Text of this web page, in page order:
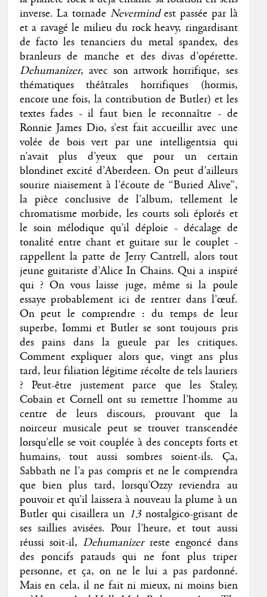
inverse. La tornade Nevermindest passée par là
et a ravagé le milieu du rock heavy, ringardisant
de facto les tenanciers du metal spandex, des
branleurs de manche et des divas d’opérette.
Dehumanizer, avec son artwork horrifique, ses
thématiques théâtrales horrifiques (hormis,
encore une fois, la contribution de Butler) et les
textes fades - il faut bien le reconnaître - de
Ronnie James Dio, s’est fait accueillir avec une
volée de bois vert par une intelligentsia qui
n’avait plus d’yeux que pour un certain
blondinet excité d’Aberdeen. On peut d’ailleurs
sourire niaisement à l’écoute de “Buried Alive”,
la pièce conclusive de l’album, tellement le
chromatisme morbide, les courts soli éplorés et
le soin mélodique qu’il déploie - décalage de
tonalité entre chant et guitare sur le couplet -
rappellent la patte de Jerry Cantrell, alors tout
jeune guitariste d’Alice In Chains. Qui a inspiré
qui ? On vous laisse juge, même si la poule
essaye probablement ici de rentrer dans l’œuf.
On peut le comprendre : du temps de leur
superbe, Iommi et Butler se sont toujours pris
des pains dans la gueule par les critiques.
Comment expliquer alors que, vingt ans plus
tard, leur filiation légitime récolte de tels lauriers
? Peut-être justement parce que les Staley,
Cobain et Cornell ont su remettre l’homme au
centre de leurs discours, prouvant que la
noirceur musicale peut se trouver transcendée
lorsqu’elle se voit couplée à des concepts forts et
humains, tout aussi sombres soient-ils. Ça,
Sabbath ne l’a pas compris et ne le comprendra
que bien plus tard, lorsqu’Ozzy reviendra au
pouvoir et qu’il laissera à nouveau la plume à un
Butler qui cisaillera un 13nostalgico-grisant de
ses saillies avisées. Pour l’heure, et tout aussi
réussi soit-il, Dehumanizerreste engoncé dans
des poncifs patauds qui ne font plus triper
personne, et ça, on ne le lui a pas pardonné.
Mais en cela, il ne fait ni mieux, ni moins bien